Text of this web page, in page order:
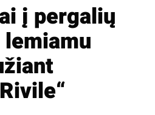
į pergalių